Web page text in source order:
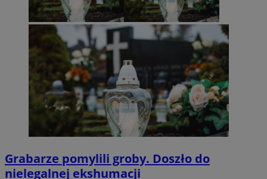
Grabarze pomylili groby. Doszło do
nielegalnej ekshumacji